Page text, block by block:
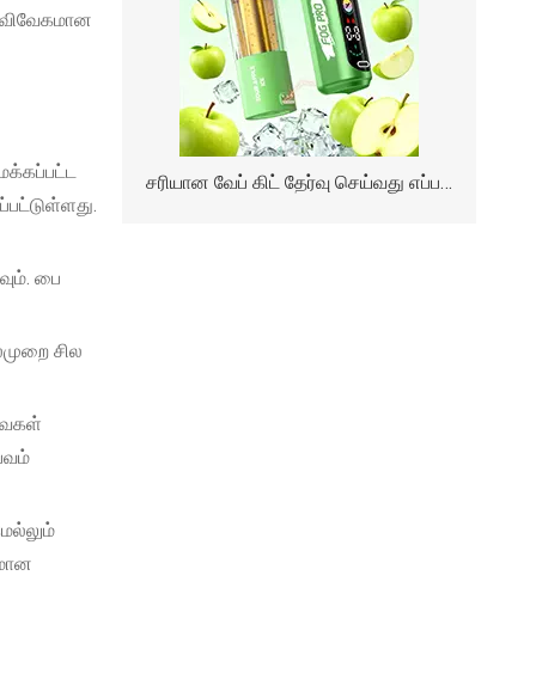
பை
சில
சரியான வேப் கிட் தேர்வு செய்வது எப்படி: பேட்டரி ஆயுள், சுவை மற்றும் வடிவமைப்பு ஆகியவற்றில் முக்கிய அம்சங்கள்